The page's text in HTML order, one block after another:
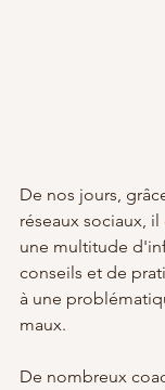
De nos jours,
réseaux sociaux,
une multitude
conseils et de
à une
maux.
De nombreux